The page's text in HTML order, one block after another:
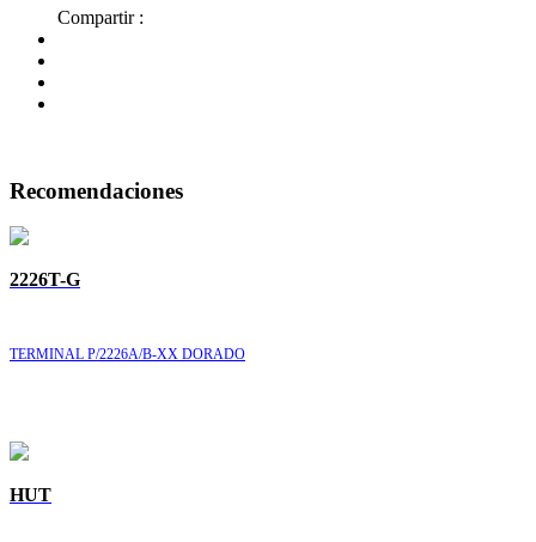
Compartir :
Recomendaciones
2226T-G
TERMINAL P/2226A/B-XX DORADO
HUT